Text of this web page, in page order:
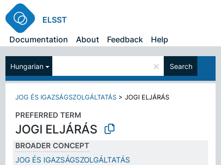
ELSST
Documentation
About Feedback Help
Hungarian × Search
JOG ÉS IGAZSÁGSZOLGÁLTATÁS >JOGI ELJÁRÁS
PREFERRED TERM
JOGI ELJÁRÁS
BROADER CONCEPT
JOG ÉS IGAZSÁGSZOLGÁLTATÁS